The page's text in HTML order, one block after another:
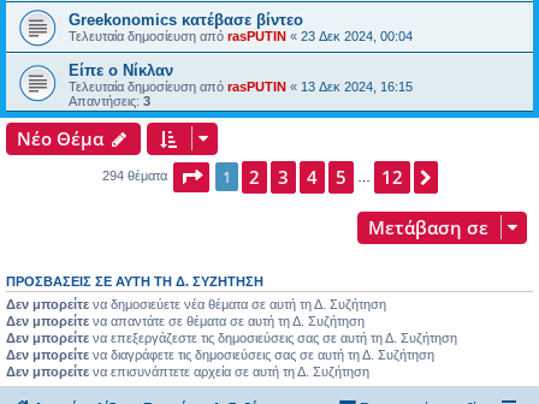
Greekonomics κατέβασε βίντεο
Τελευταία δημοσίευση από rasPUTIN « 23 Δεκ 2024, 00:04
Είπε ο Νίκλαν
Τελευταία δημοσίευση από rasPUTIN « 13 Δεκ 2024, 16:15
Απαντήσεις: 3
Νέο Θέμα
294 θέματα Σελίδα 1από 12
1 2 3 4 5 12
Μετάβαση σε
ΠΡΟΣΒΆΣΕΙΣ ΣΕ ΑΥΤΉ ΤΗ Δ. ΣΥΖΉΤΗΣΗ
Δεν μπορείτε να δημοσιεύετε νέα θέματα σε αυτή τη Δ. Συζήτηση
Δεν μπορείτε να απαντάτε σε θέματα σε αυτή τη Δ. Συζήτηση
Δεν μπορείτε να επεξεργάζεστε τις δημοσιεύσεις σας σε αυτή τη Δ. Συζήτηση
Δεν μπορείτε να διαγράφετε τις δημοσιεύσεις σας σε αυτή τη Δ. Συζήτηση
Δεν μπορείτε να επισυνάπτετε αρχεία σε αυτή τη Δ. Συζήτηση